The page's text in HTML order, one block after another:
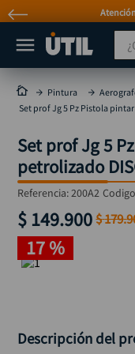
Pintura
Set prof Jg 5 Pz Pistola
Set prof Jg 5
petrolizado
Referencia:200A2
$ 149.900 $179.
17 %
Descripción del
MÁS
taladro
taladros pulidoras
compresor
llave
sierra circular
ruteadora
rueda